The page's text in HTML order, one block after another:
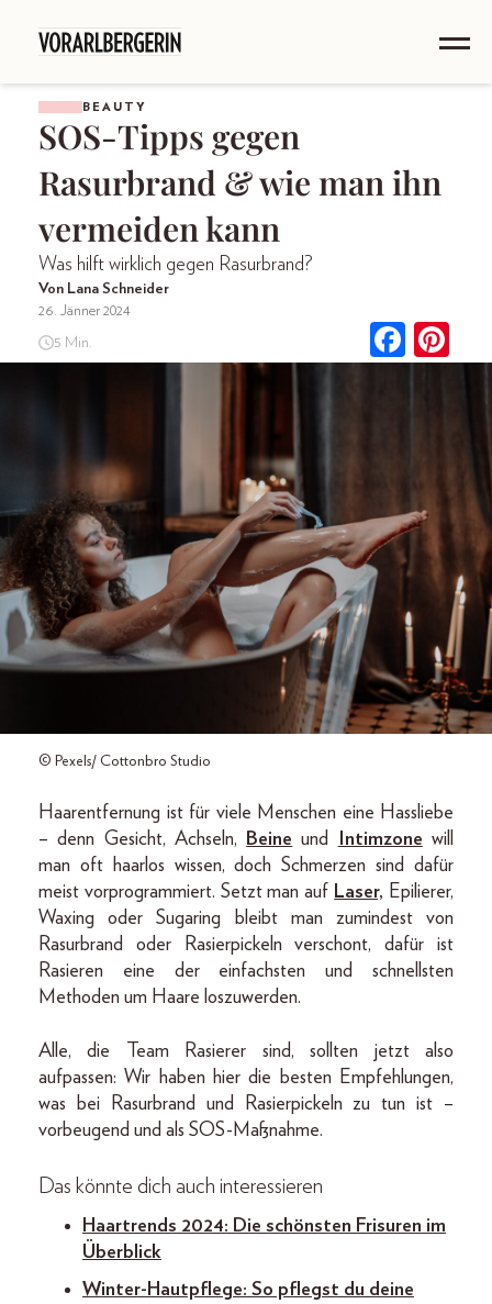
BEAUTY
SOS-Tipps gegen
Rasurbrand & wie man ihn
vermeiden kann
Was hilft wirklich gegen Rasurbrand?
Von Lana Schneider
26. Jänner 2024
5 Min.
© Pexels/ Cottonbro Studio
Haarentfernung ist für viele Menschen eine Hassliebe
– denn Gesicht, Achseln, Beine und Intimzone will
man oft haarlos wissen, doch Schmerzen sind dafür
meist vorprogrammiert. Setzt man auf Laser, Epilierer,
Waxing oder Sugaring bleibt man zumindest von
Rasurbrand oder Rasierpickeln verschont, dafür ist
Rasieren eine der einfachsten und schnellsten
Methoden um Haare loszuwerden.
Alle, die Team Rasierer sind, sollten jetzt also
aufpassen: Wir haben hier die besten Empfehlungen,
was bei Rasurbrand und Rasierpickeln zu tun ist –
vorbeugend und als SOS-Maßnahme.
Das könnte dich auch interessieren
Haartrends 2024: Die schönsten Frisuren im
Überblick
Winter-Hautpflege: So pflegst du deine